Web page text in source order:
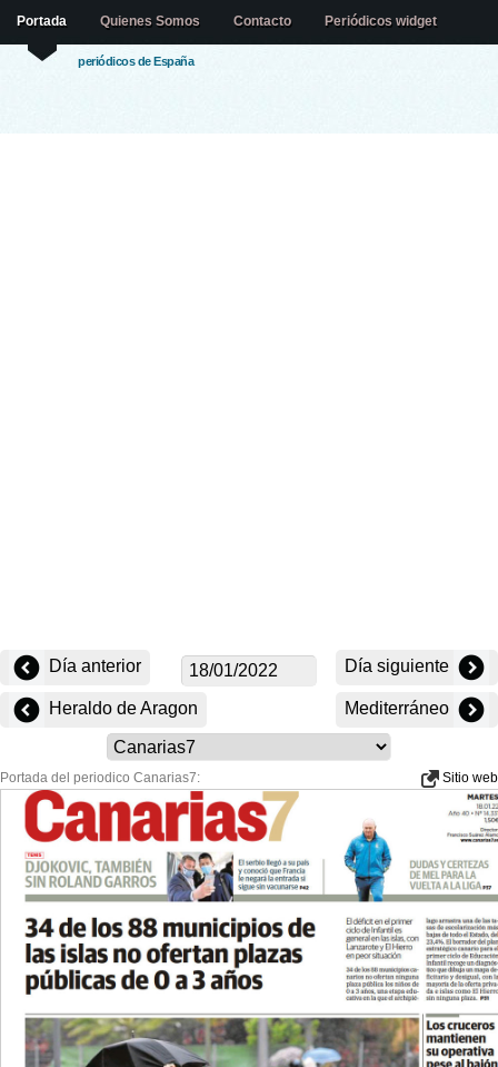
periódicos de España
Portada Quienes Somos Contacto Periódicos widget
Día anterior Día siguiente
Heraldo de Aragon Mediterráneo
Portada del periodico Canarias7: Sitio web